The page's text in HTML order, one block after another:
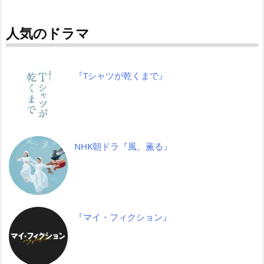
人気のドラマ
『Tシャツが乾くまで』
NHK朝ドラ『風、薫る』
『マイ・フィクション』